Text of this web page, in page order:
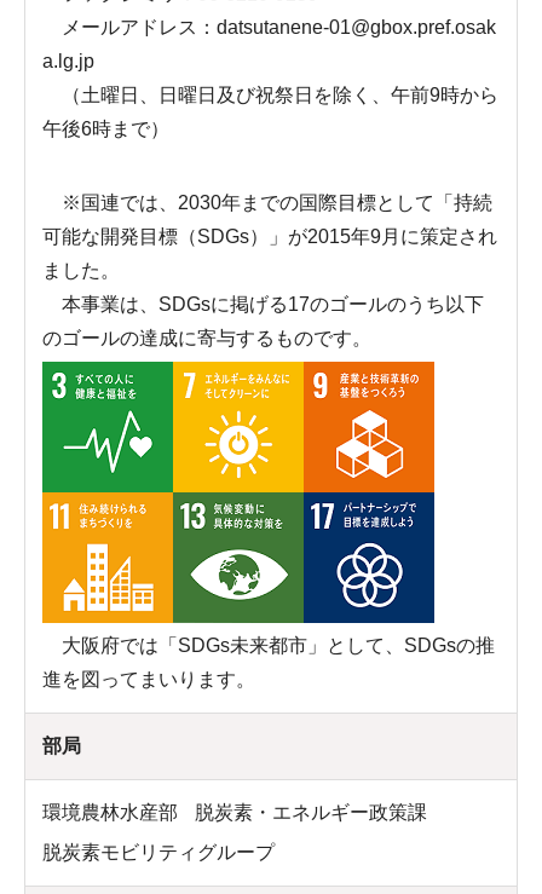
メールアドレス：datsutanene-01@gbox.pref.osak
a.lg.jp
（土曜日、日曜日及び祝祭日を除く、午前9時から
午後6時まで）
※国連では、2030年までの国際目標として「持続
可能な開発目標（SDGs）」が2015年9月に策定され
ました。
本事業は、SDGsに掲げる17のゴールのうち以下
のゴールの達成に寄与するものです。
大阪府では「SDGs未来都市」として、SDGsの推
進を図ってまいります。
部局
環境農林水産部
脱炭素・エネルギー政策課
脱炭素モビリティグループ